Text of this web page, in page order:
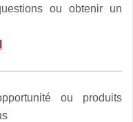
ou obtenir un
ou produits